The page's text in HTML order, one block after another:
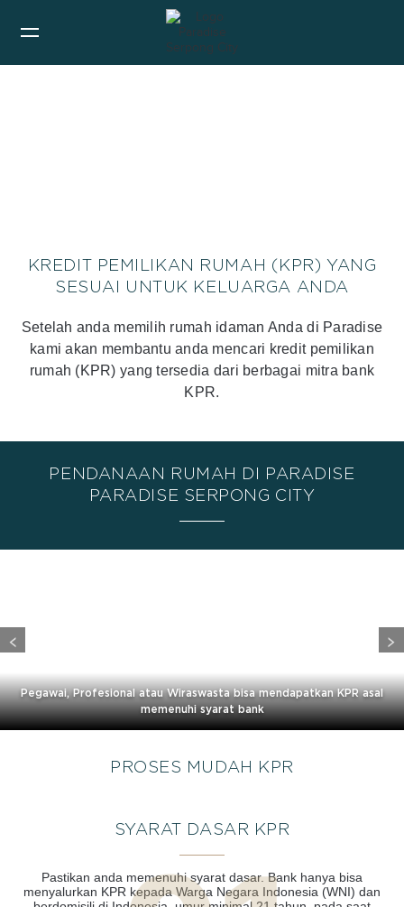
KREDIT PEMILIKAN RUMAH (KPR) YANG
SESUAI UNTUK KELUARGA ANDA
Setelah anda memilih rumah idaman Anda di Paradise
kami akan membantu anda mencari kredit pemilikan
rumah (KPR) yang tersedia dari berbagai mitra bank
KPR.
PENDANAAN RUMAH DI PARADISE
PARADISE SERPONG CITY
Pegawai, Profesional atau Wiraswasta bisa mendapatkan KPR asal
memenuhi syarat bank
PROSES MUDAH KPR
SYARAT DASAR KPR
Pastikan anda memenuhi syarat dasar. Bank hanya bisa
menyalurkan KPR kepada Warga Negara Indonesia (WNI) dan